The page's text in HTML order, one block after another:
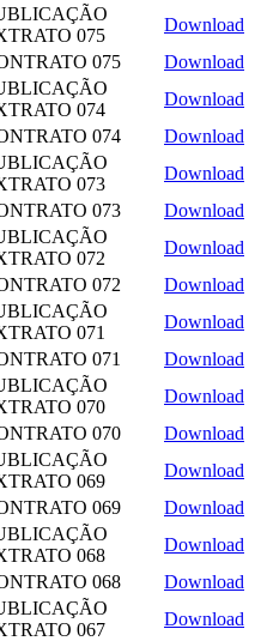
075
Download
075
Download
074
Download
074
Download
073
Download
073
Download
072
Download
072
Download
071
Download
071
Download
070
Download
070
Download
069
Download
069
Download
068
Download
068
Download
067
Download